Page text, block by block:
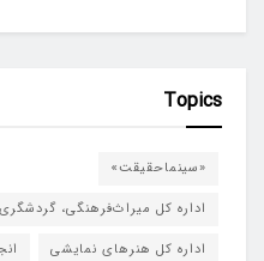
Topics
«سینماحقیقت»
اداره کل میراث‌فرهنگی،
اداره کل هنرهای نمایشی